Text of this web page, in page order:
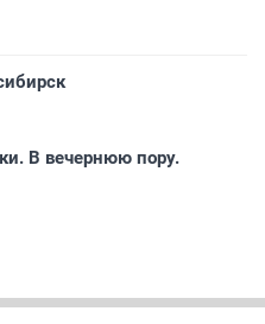
В вечернюю пору.